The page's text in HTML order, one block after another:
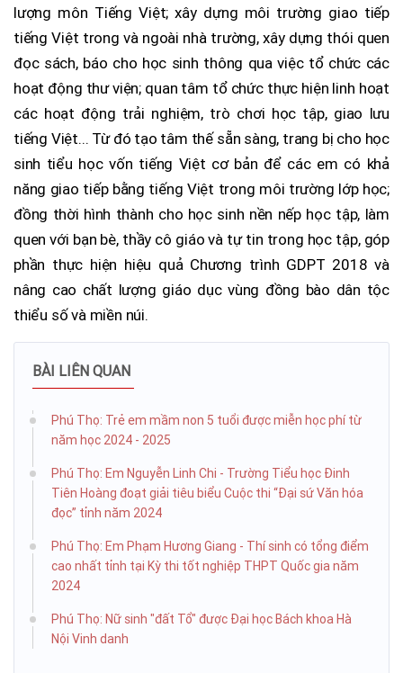
lượng môn Tiếng Việt; xây dựng môi trường giao tiếp
tiếng Việt trong và ngoài nhà trường, xây dựng thói quen
đọc sách, báo cho học sinh thông qua việc tổ chức các
hoạt động thư viện; quan tâm tổ chức thực hiện linh hoạt
các hoạt động trải nghiệm, trò chơi học tập, giao lưu
tiếng Việt... Từ đó tạo tâm thế sẵn sàng, trang bị cho học
sinh tiểu học vốn tiếng Việt cơ bản để các em có khả
năng giao tiếp bằng tiếng Việt trong môi trường lớp học;
đồng thời hình thành cho học sinh nền nếp học tập, làm
quen với bạn bè, thầy cô giáo và tự tin trong học tập, góp
phần thực hiện hiệu quả Chương trình GDPT 2018 và
nâng cao chất lượng giáo dục vùng đồng bào dân tộc
thiểu số và miền núi.
BÀI LIÊN QUAN
Phú Thọ: Trẻ em mầm non 5 tuổi được miễn học phí từ
năm học 2024 - 2025
Phú Thọ: Em Nguyễn Linh Chi - Trường Tiểu học Đinh
Tiên Hoàng đoạt giải tiêu biểu Cuộc thi “Đại sứ Văn hóa
đọc” tỉnh năm 2024
Phú Thọ: Em Phạm Hương Giang - Thí sinh có tổng điểm
cao nhất tỉnh tại Kỳ thi tốt nghiệp THPT Quốc gia năm
2024
Phú Thọ: Nữ sinh "đất Tổ" được Đại học Bách khoa Hà
Nội Vinh danh